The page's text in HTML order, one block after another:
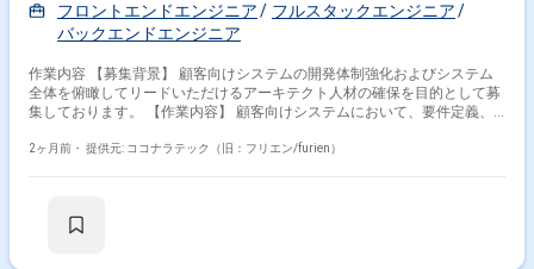
フロントエンドエンジニア
フルスタックエンジニア
バックエンドエンジニア
作業内容 【募集背景】 顧客向けシステムの開発体制強化およびシステム
全体を俯瞰してリードいただけるアーキテクト人材の確保を目的として募
集しております。 【作業内容】 顧客向けシステムにおいて、要件定義、
の実装、インフラ構築、運用フェーズの改善まで一気通貫で担当いただき
らバックエンド、インフラまで一貫して主体的に関わることができる方を
2ヶ月前・ 提供元: ココナラテック（旧：フリエン/furien）